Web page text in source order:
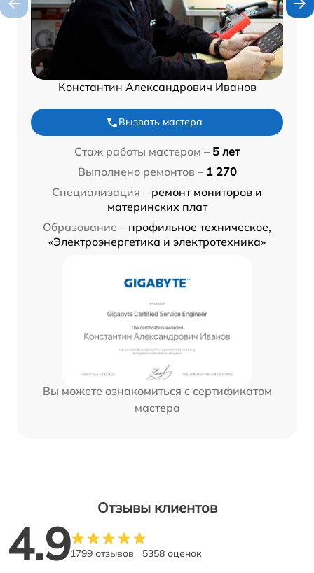
Константин Александрович Иванов
Вызвать мастера
Стаж работы мастером – 5 лет
Выполнено ремонтов – 1 270
Специализация – ремонт мониторов и
материнских плат
Образование – профильное техническое,
«Электроэнергетика и электротехника»
Вы можете ознакомиться с сертификатом
мастера
Отзывы клиентов
4.91799 отзывов 5358 оценок